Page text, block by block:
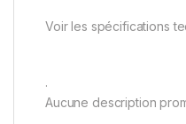
Voir les spécifications
.
Aucune description